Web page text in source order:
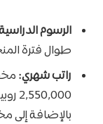
الرسوم
طوال فترة
راتب شهري:
بالإضافة